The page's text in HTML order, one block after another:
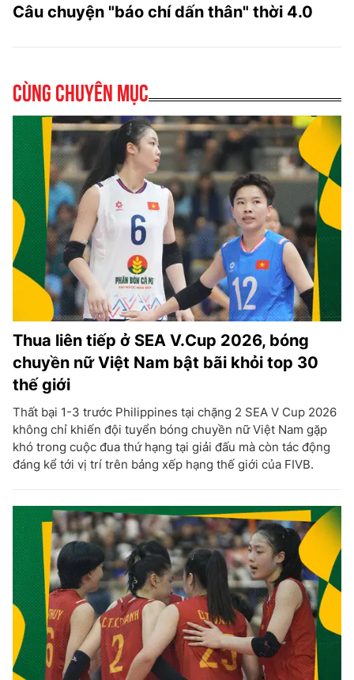
Câu chuyện "báo chí dấn thân" thời 4.0
Cùng chuyên mục
Thua liên tiếp ở SEA V.Cup 2026, bóng
chuyền nữ Việt Nam bật bãi khỏi top 30
thế giới
Thất bại 1-3 trước Philippines tại chặng 2 SEA V Cup 2026
không chỉ khiến đội tuyển bóng chuyền nữ Việt Nam gặp
khó trong cuộc đua thứ hạng tại giải đấu mà còn tác động
đáng kể tới vị trí trên bảng xếp hạng thế giới của FIVB.